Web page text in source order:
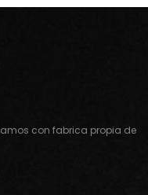
con fabrica propia de